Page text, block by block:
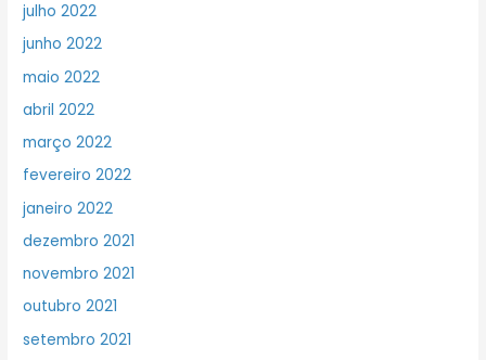
julho 2022
junho 2022
maio 2022
abril 2022
março 2022
fevereiro 2022
janeiro 2022
dezembro 2021
novembro 2021
outubro 2021
setembro 2021